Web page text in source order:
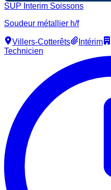
SUP Interim Soissons
Soudeur métallier h/f
Villers-Cotterêts Intérim
Technicien